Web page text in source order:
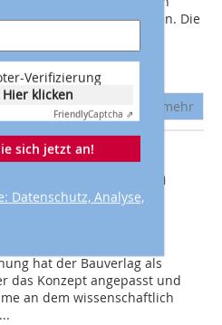
Verifizierung
Hier klicken
FriendlyCaptcha ⇗
sich jetzt an!
Datenschutz, Analyse,
oder Gebühren erhoben. Die
Basis für den
bildet ein
mehr
den Deutschen
hat der Bauverlag als
das Konzept angepasst und
an dem wissenschaftlich